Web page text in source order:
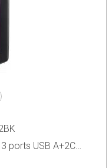
ports USB A+2C…